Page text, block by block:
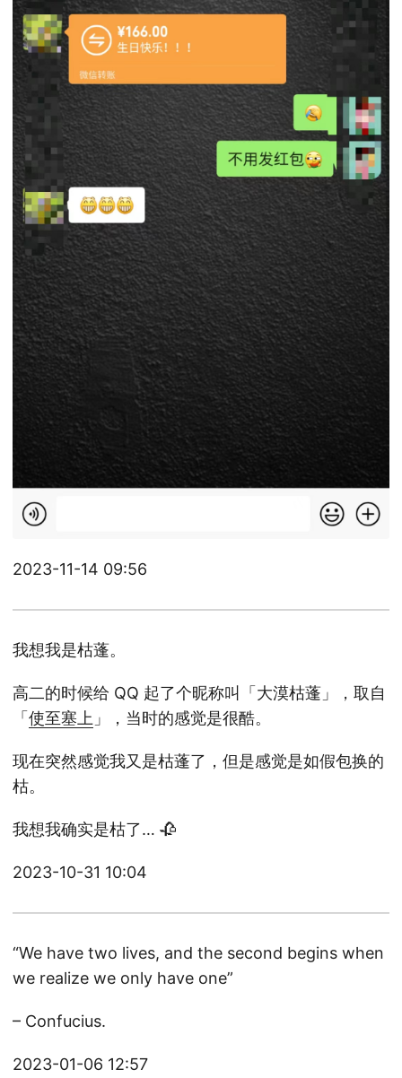
2023-11-14 09:56
我想我是枯蓬。
高二的时候给 QQ 起了个昵称叫「大漠枯蓬」，取自
「 使至塞上 」，当时的感觉是很酷。
现在突然感觉我又是枯蓬了，但是感觉是如假包换的
枯。
我想我确实是枯了… 🥀
2023-10-31 10:04
“We have two lives, and the second begins when
we realize we only have one”
– Confucius.
2023-01-06 12:57